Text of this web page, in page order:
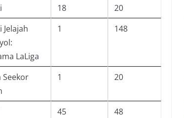
18
20
Jelajah
LaLiga
1 148
Seekor
1 20
45
48